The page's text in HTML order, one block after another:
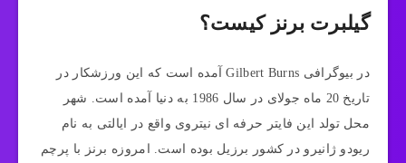
گیلبرت برنز کیست؟
در بیوگرافی Gilbert Burns آمده است که این ورزشکار در
تاریخ 20 ماه جولای در سال 1986 به دنیا آمده است. شهر
محل تولد این فایتر حرفه ای نیتروی واقع در ایالتی به نام
ریودو ژانیرو در کشور برزیل بوده است. امروزه برنز با پرچم